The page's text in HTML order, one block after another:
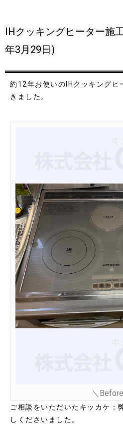
IHクッキングヒーター施
年3月29日)
約12年お使いのIHクッキングヒ
きました。
＼
ご相談をいただいたキッカケ：
しくださいました。